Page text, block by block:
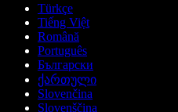
Türkçe
Tiếng Việt
Română
Português
Български
ქართული
Slovenčina
Slovenščina